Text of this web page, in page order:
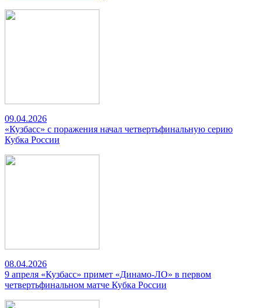
09.04.2026
«Кузбасс» с поражения начал четвертьфинальную серию
Кубка России
08.04.2026
9 апреля «Кузбасс» примет «Динамо-ЛО» в первом
четвертьфинальном матче Кубка России